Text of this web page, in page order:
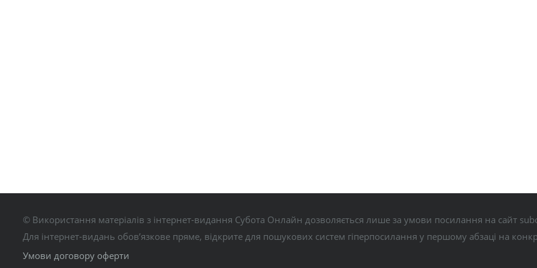
© Використання матеріалів з інтернет-видання Субота Онлайн дозволяється лише за умови посилання на сайт
Для інтернет-видань обов’язкове пряме, відкрите для пошукових систем гіперпосилання у першому абзаці на
Умови договору оферти